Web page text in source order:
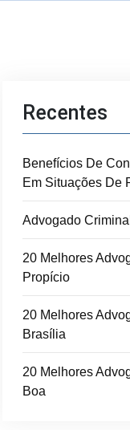
Recentes
Benefícios De
Em Situações De
Advogado Criminal
20 Melhores
Propício
20 Melhores
Brasília
20 Melhores
Boa